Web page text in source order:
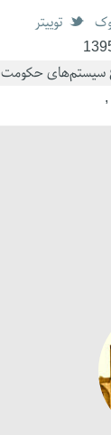
توییتر
سیستم‌های حکومت
,